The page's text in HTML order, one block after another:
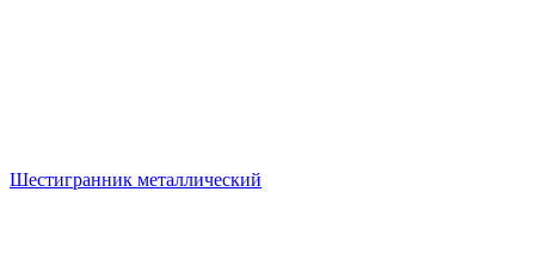
Шестигранник металлический